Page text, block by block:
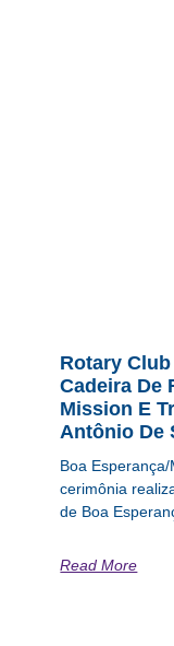
Rotary
Cadeira De
Mission E
Antônio De
Boa
cerimônia
de Boa
Read More